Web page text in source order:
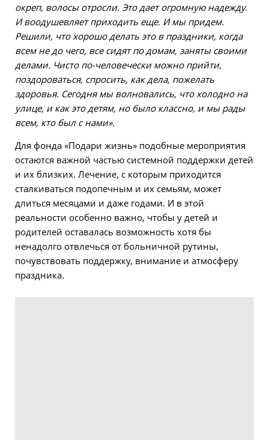
окреп, волосы отросли. Это дает огромную надежду.
И воодушевляет приходить еще. И мы придем.
Решили, что хорошо делать это в праздники, когда
всем не до чего, все сидят по домам, заняты своими
делами. Чисто по-человечески можно прийти,
поздороваться, спросить, как дела, пожелать
здоровья. Сегодня мы волновались, что холодно на
улице, и как это детям, но было классно, и мы рады
всем, кто был с нами».
Для фонда «Подари жизнь» подобные мероприятия
остаются важной частью системной поддержки детей
и их близких. Лечение, с которым приходится
сталкиваться подопечным и их семьям, может
длиться месяцами и даже годами. И в этой
реальности особенно важно, чтобы у детей и
родителей оставалась возможность хотя бы
ненадолго отвлечься от больничной рутины,
почувствовать поддержку, внимание и атмосферу
праздника.